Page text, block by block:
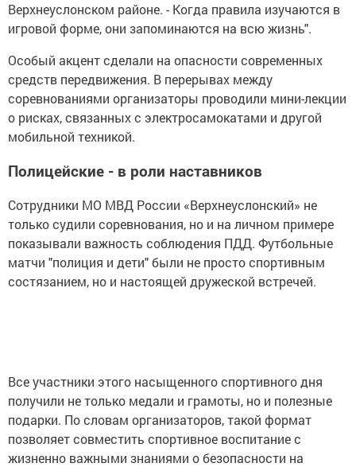
Верхнеуслонском районе. - Когда правила изучаются в
игровой форме, они запоминаются на всю жизнь".
Особый акцент сделали на опасности современных
средств передвижения. В перерывах между
соревнованиями организаторы проводили мини-лекции
о рисках, связанных с электросамокатами и другой
мобильной техникой.
Полицейские - в роли наставников
Сотрудники МО МВД России «Верхнеуслонский» не
только судили соревнования, но и на личном примере
показывали важность соблюдения ПДД. Футбольные
матчи "полиция и дети" были не просто спортивным
состязанием, но и настоящей дружеской встречей.
Все участники этого насыщенного спортивного дня
получили не только медали и грамоты, но и полезные
подарки. По словам организаторов, такой формат
позволяет совместить спортивное воспитание с
жизненно важными знаниями о безопасности на